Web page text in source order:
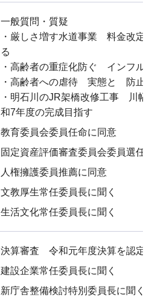
一般質問・質疑
・厳しさ増す水道事業 料金改
る
・高齢者の重症化防ぐ インフ
・高齢者への虐待 実態と 防止
・明石川のJR架橋改修工事 川
和7年度の完成目指す
教育委員会委員任命に同意
固定資産評価審査委員会委員選任
人権擁護委員推薦に同意
文教厚生常任委員長に聞く
生活文化常任委員長に聞く
決算審査 令和元年度決算を認定
建設企業常任委員長に聞く
新庁舎整備検討特別委員長に聞く